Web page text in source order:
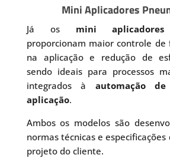
Mini Aplicadores
Já os mini aplicadores
proporcionam maior controle de
na aplicação e redução de
sendo ideais para processos
integrados à automação
aplicação.
Ambos os modelos são
normas técnicas e
projeto do cliente.